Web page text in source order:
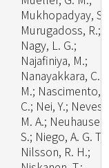
Mukhopadyay, S.;
Murugadoss, R.;
Nagy, L. G.;
Najafiniya, M.;
Nanayakkara, C.
M.; Nascimento,
C.; Nei, Y.; Neves,
M. A.; Neuhauser,
S.; Niego, A. G. T.;
Nilsson, R. H.;